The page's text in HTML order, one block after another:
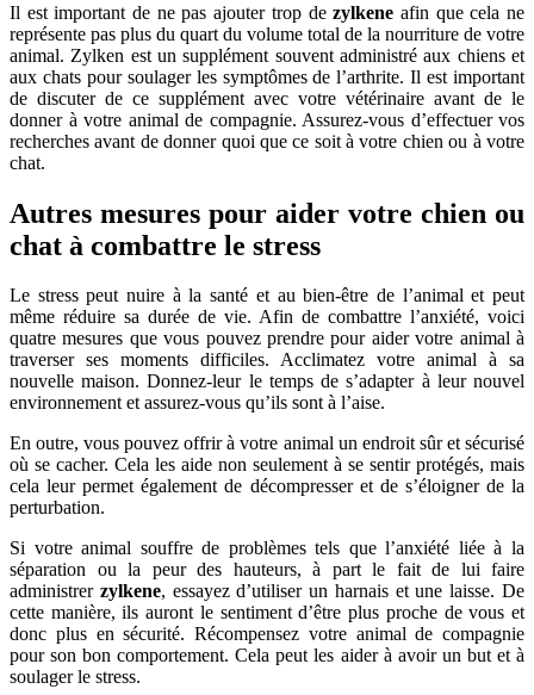
Il est important de ne pas ajouter trop dezylkene afin que cela ne
représente pas plus du quart du volume total de la nourriture de votre
animal. Zylken est un supplément souvent administré aux chiens et
aux chats pour soulager les symptômes de l’arthrite. Il est important
de discuter de ce supplément avec votre vétérinaire avant de le
donner à votre animal de compagnie. Assurez-vous d’effectuer vos
recherches avant de donner quoi que ce soit à votre chien ou à votre
chat.
Autres mesures pour aider votre chien ou
chat à combattre le stress
Le stress peut nuire à la santé et au bien-être de l’animal et peut
même réduire sa durée de vie. Afin de combattre l’anxiété, voici
quatre mesures que vous pouvez prendre pour aider votre animal à
traverser ses moments difficiles. Acclimatez votre animal à sa
nouvelle maison. Donnez-leur le temps de s’adapter à leur nouvel
environnement et assurez-vous qu’ils sont à l’aise.
En outre, vous pouvez offrir à votre animal un endroit sûr et sécurisé
où se cacher. Cela les aide non seulement à se sentir protégés, mais
cela leur permet également de décompresser et de s’éloigner de la
perturbation.
Si votre animal souffre de problèmes tels que l’anxiété liée à la
séparation ou la peur des hauteurs, à part le fait de lui faire
administrer zylkene, essayez d’utiliser un harnais et une laisse. De
cette manière, ils auront le sentiment d’être plus proche de vous et
donc plus en sécurité. Récompensez votre animal de compagnie
pour son bon comportement. Cela peut les aider à avoir un but et à
soulager le stress.